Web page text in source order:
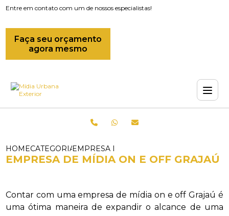
Entre em contato com um de nossos especialistas!
Faça seu orçamento
agora mesmo
HOMECATEGORIASEMPRESA DE MIDIAS
EMPRESA DE MÍDIA ON E OFF GRAJAÚ
Contar com uma empresa de mídia on e off Grajaú é
uma ótima maneira de expandir o alcance de uma